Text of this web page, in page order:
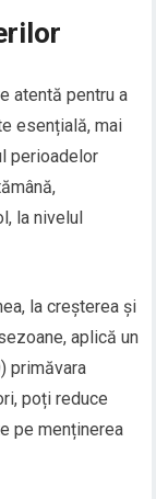
atentă pentru a
esențială, mai
perioadelor
la nivelul
la creșterea și
aplică un
primăvara
poți reduce
pe menținerea